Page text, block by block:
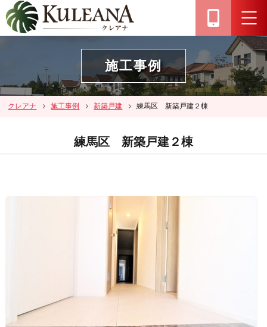
施工事例
クレアナ 施工事例 新築戸建 練馬区 新築戸建２棟
練馬区 新築戸建２棟